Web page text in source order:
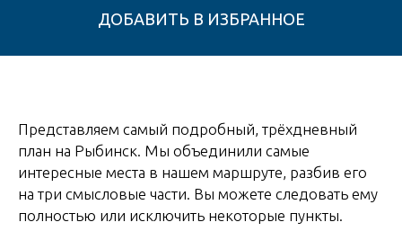
Представляем самый подробный, трёхдневный
план на Рыбинск. Мы объединили самые
интересные места в нашем маршруте, разбив его
на три смысловые части. Вы можете следовать ему
полностью или исключить некоторые пункты.